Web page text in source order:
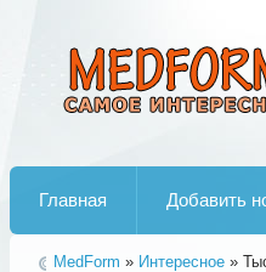
Главная Добавить
MedForm » Интересное »